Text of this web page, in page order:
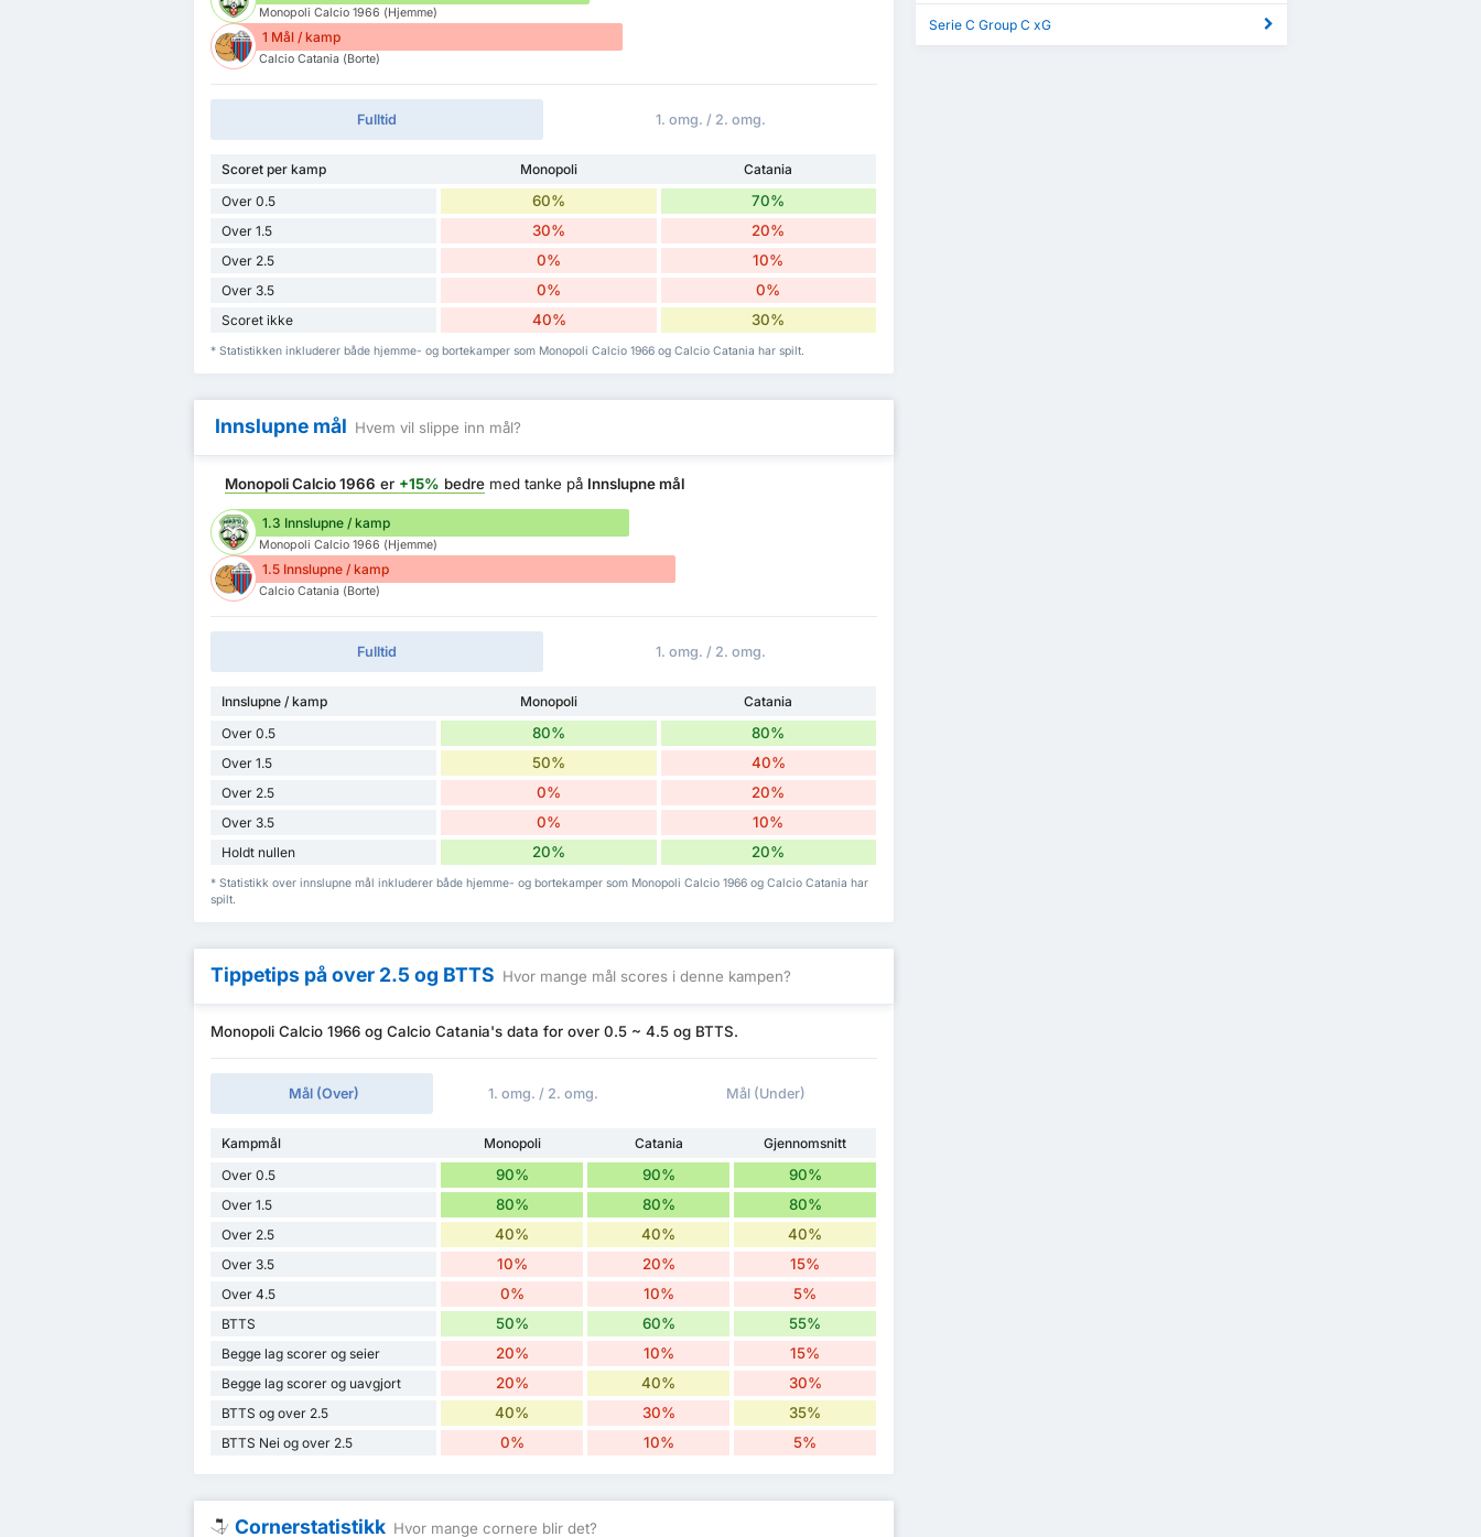
Monopoli Calcio 1966 (Hjemme)
1 Mål / kamp
Calcio Catania (Borte)
Fulltid 1. omg. / 2. omg.
Scoret per kamp Monopoli
Catania
Over 0.5
60% 70%
Over 1.5 30% 20%
Over 2.5 0% 10%
Over 3.5 0% 0%
Scoret ikke 40% 30%
* Statistikken inkluderer både hjemme- og bortekamper som Monopoli Calcio 1966 og Calcio Catania har spilt.
Innslupne mål Hvem vil slippe inn mål?
Monopoli Calcio 1966 er +15% bedre med tanke på Innslupne mål
1.3 Innslupne / kamp
Monopoli Calcio 1966 (Hjemme)
1.5 Innslupne / kamp
Calcio Catania (Borte)
Fulltid 1. omg. / 2. omg.
Innslupne / kamp Monopoli
Catania
Over 0.5
80% 80%
Over 1.5 50% 40%
Over 2.5 0% 20%
Over 3.5 0% 10%
Holdt nullen 20% 20%
* Statistikk over innslupne mål inkluderer både hjemme- og bortekamper som Monopoli Calcio 1966 og Calcio Catania har
spilt.
Tippetips på over 2.5 og BTTS Hvor mange mål scores i denne kampen?
Monopoli Calcio 1966 og Calcio Catania's data for over 0.5 ~ 4.5 og BTTS.
Mål (Over) 1. omg. / 2. omg. Mål (Under)
Kampmål Monopoli Catania
Gjennomsnitt
Over 0.5
90% 90% 90%
Over 1.5 80% 80% 80%
Over 2.5 40% 40% 40%
Over 3.5 10% 20% 15%
Over 4.5 0% 10% 5%
BTTS 50% 60% 55%
Begge lag scorer og seier 20% 10% 15%
Begge lag scorer og uavgjort 20% 40% 30%
BTTS og over 2.5 40% 30% 35%
BTTS Nei og over 2.5 0% 10% 5%
Cornerstatistikk Hvor mange cornere blir det?
Serie C Group C xG